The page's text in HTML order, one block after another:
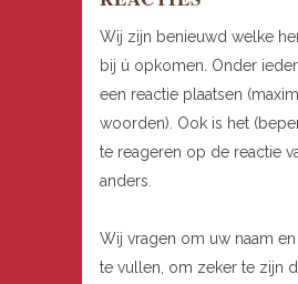
Wij zijn benieuwd welke
bij ú opkomen. Onder
een reactie plaatsen
woorden). Ook is het
te reageren op de reactie
anders.
Wij vragen om uw naam
te vullen, om zeker te zijn